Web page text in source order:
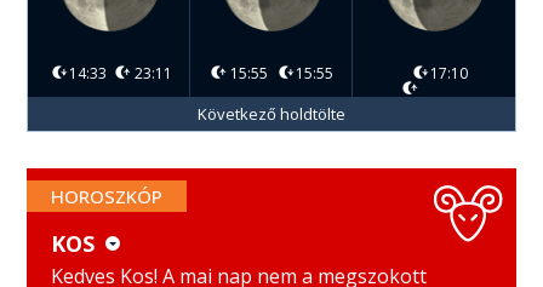
14:33 23:11 15:55 15:55 17:10
Következő holdtölte
HOROSZKÓP
KOS
KOS
Kedves Kos! A mai nap nem a megszokott